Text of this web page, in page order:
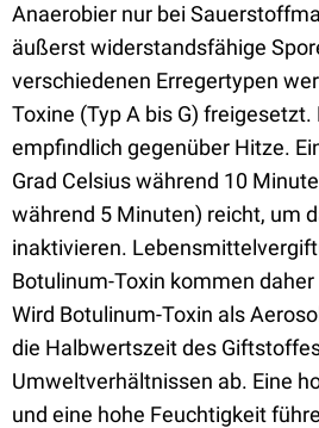
Anaerobier nur bei
äußerst widerstandsfähige
verschiedenen Erregertypen
Toxine (Typ A bis G)
empfindlich gegenüber Hitze.
Grad Celsius während 10
während 5 Minuten) reicht, um
inaktivieren.
Botulinum-Toxin kommen
Wird Botulinum-Toxin als
die Halbwertszeit des
Umweltverhältnissen ab. Eine
und eine hohe Feuchtigkeit